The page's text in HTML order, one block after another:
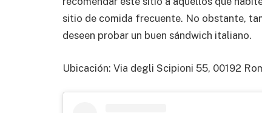
sitio de comida frecuente. No obstante,
deseen probar un buen sándwich italiano.
Ubicación: Via degli Scipioni 55, 00192